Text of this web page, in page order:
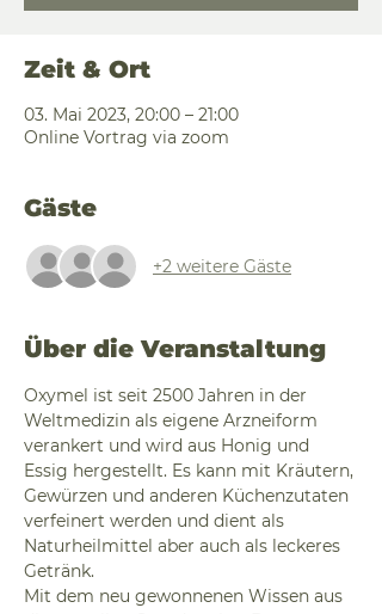
Zeit & Ort
03. Mai 2023, 20:00 – 21:00
Online Vortrag via zoom
Gäste
+2 weitere Gäste
Über die Veranstaltung
Oxymel ist seit 2500 Jahren in der
Weltmedizin als eigene Arzneiform
verankert und wird aus Honig und
Essig hergestellt. Es kann mit Kräutern,
Gewürzen und anderen Küchenzutaten
verfeinert werden und dient als
Naturheilmittel aber auch als leckeres
Getränk.
Mit dem neu gewonnenen Wissen aus